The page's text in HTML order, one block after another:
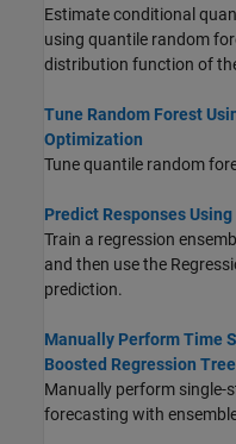
Estimate conditional
using quantile random
distribution function of
Tune Random Forest
Optimization
Tune quantile random
Predict Responses
Train a regression
and then use the
prediction.
Manually Perform Time
Boosted Regression
Manually perform single-
forecasting with